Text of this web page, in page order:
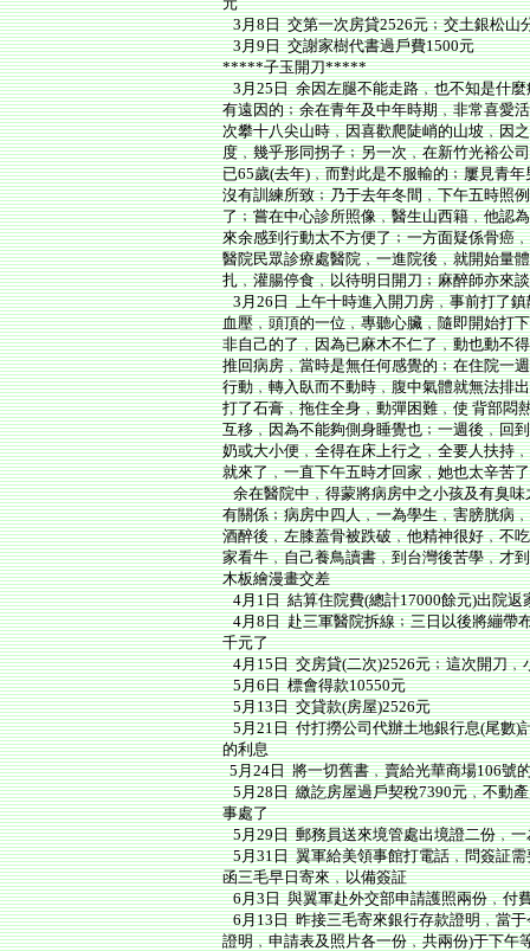
3月8日 交第一次房貸2526元﹔交土銀松山
3月9日 交謝家樹代書過戶費1500元
*****子玉開刀*****
3月25日 余因左腿不能走路﹐也不知是什麼
有遠因的﹔余在青年及中年時期﹐非常喜愛
次攀十八尖山時﹐因喜歡爬陡峭的山坡﹐因
度﹐幾乎形同拐子﹔另一次﹐在新竹光裕公
已65歲(去年)﹐而對此是不服輸的﹔屢見青
沒有訓練所致﹔乃于去年冬間﹐下午五時照
了﹔嘗在中心診所照像﹐醫生山西籍﹐他認
來余感到行動太不方便了﹔一方面疑係骨癌
醫院民眾診療處醫院﹐一進院後﹐就開始量
扎﹐灌腸停食﹐以待明日開刀﹔麻醉師亦來
3月26日 上午十時進入開刀房﹐事前打了鎮
血壓﹐頭頂的一位﹐專聽心臟﹐隨即開始打
非自己的了﹐因為已麻木不仁了﹐動也動不
推回病房﹐當時是無任何感覺的﹔在住院一
行動﹐轉入臥而不動時﹐腹中氣體就無法排
打了石膏﹐拖住全身﹐動彈困難﹐使 背部悶
互移﹐因為不能夠側身睡覺也﹔一週後﹐回
奶或大小便﹐全得在床上行之﹐全要人扶持
就來了﹐一直下午五時才回家﹐她也太辛苦了
余在醫院中﹐得蒙將病房中之小孩及有臭味
有關係﹔病房中四人﹐一為學生﹐害膀胱病
酒醉後﹐左膝蓋骨被跌破﹐他精神很好﹐不
家看牛﹐自己養鳥讀書﹐到台灣後苦學﹐才
木板繪漫畫交差
4月1日 結算住院費(總計17000餘元)出院返
4月8日 赴三軍醫院拆線﹔三日以後將繃帶
千元了
4月15日 交房貸(二次)2526元﹔這次開刀﹐
5月6日 標會得款10550元
5月13日 交貸款(房屋)2526元
5月21日 付打撈公司代辦土地銀行息(尾數)
的利息
5月24日 將一切舊書﹐賣給光華商場106號
5月28日 繳訖房屋過戶契稅7390元﹐不動
事處了
5月29日 郵務員送來境管處出境證二份﹐一
5月31日 翼軍給美領事館打電話﹐問簽証需
函三毛早日寄來﹐以備簽証
6月3日 與翼軍赴外交部申請護照兩份﹐付
6月13日 昨接三毛寄來銀行存款證明﹐當于
證明﹐申請表及照片各一份﹐共兩份)于下午